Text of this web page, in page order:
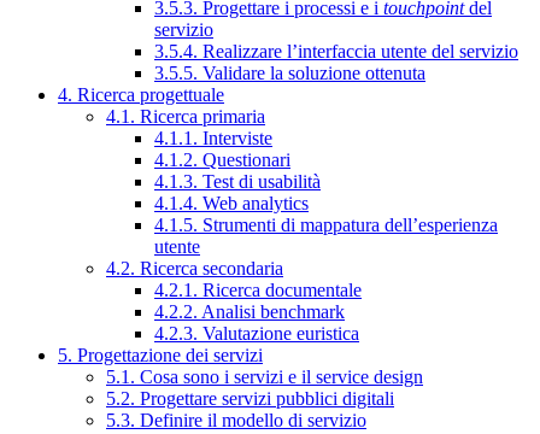
3.5.3. Progettare i processi e i touchpointdel
servizio
3.5.4. Realizzare l’interfaccia utente del servizio
3.5.5. Validare la soluzione ottenuta
4. Ricerca progettuale
4.1. Ricerca primaria
4.1.1. Interviste
4.1.2. Questionari
4.1.3. Test di usabilità
4.1.4. Web analytics
4.1.5. Strumenti di mappatura dell’esperienza
utente
4.2. Ricerca secondaria
4.2.1. Ricerca documentale
4.2.2. Analisi benchmark
4.2.3. Valutazione euristica
5. Progettazione dei servizi
5.1. Cosa sono i servizi e il service design
5.2. Progettare servizi pubblici digitali
5.3. Definire il modello di servizio